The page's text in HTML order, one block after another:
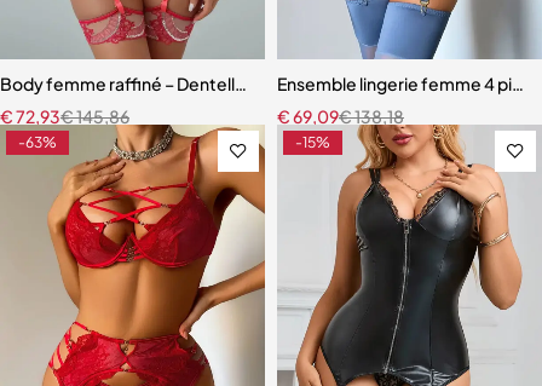
Body femme raffiné – Dentelle, découpes modernes et détails
€145,86
€72,93
Ensemble lingerie femme 4
€138,18
€69,09
-63% -15%